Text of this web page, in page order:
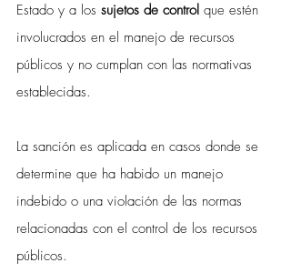
Estado y a los sujetos de control que estén
involucrados en el manejo de recursos
públicos y no cumplan con las normativas
establecidas.
La sanción es aplicada en casos donde se
determine que ha habido un manejo
indebido o una violación de las normas
relacionadas con el control de los recursos
públicos.